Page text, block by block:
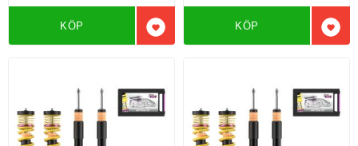
Lägg till i favoriter
KÖP KÖP